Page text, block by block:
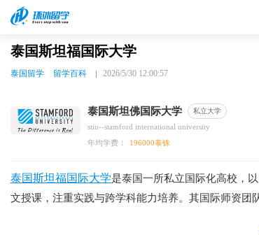
泰国斯坦福国际大学
泰国留学 留学百科 2026/5/30 12:00:57
泰国斯坦佛国际大学 私立大学
stiu--stamford international university
年均学费：
196000泰铢
泰国斯坦福国际大学是泰国一所私立国际化高校，
文授课，注重实践与跨学科能力培养。其国际师资团